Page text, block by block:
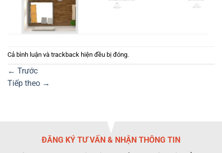
Cả bình luận và trackback hiện đều bị đóng.
← Trước
Tiếp theo →
ĐĂNG KÝ TƯ VẤN & NHẬN THÔNG TIN